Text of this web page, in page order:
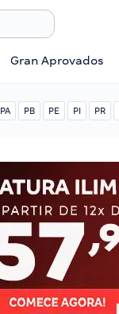
Gran Aprovados
PA PB PE PI PR